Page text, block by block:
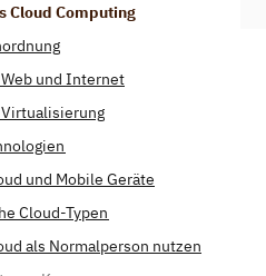
Cloud Computing
und Internet
und Mobile Geräte
Cloud-Typen
als Normalperson nutzen